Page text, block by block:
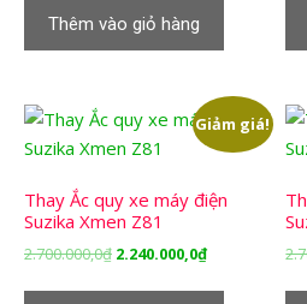
2.700.000,0₫.
2.240.000,0₫.
Thêm vào giỏ hàng
Giảm giá!
Thay Ắc quy xe máy điện
Suzika Xmen Z81
2.700.000,0₫ Giá
2.240.000,0₫Giá